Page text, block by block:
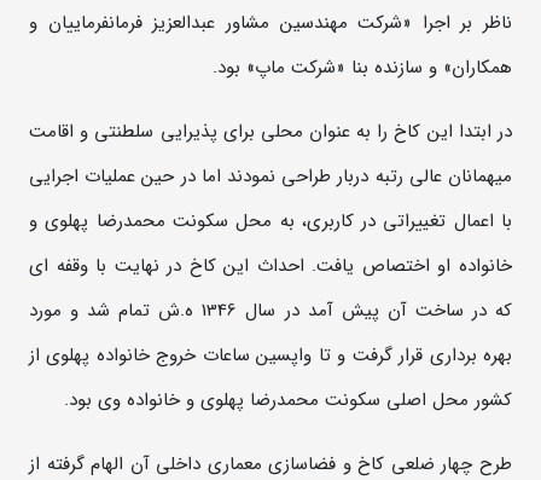
ناظر بر اجرا «شرکت مهندسین مشاور عبدالعزیز فرمانفرماییان و
همکاران» و سازنده بنا «شرکت ماپ» بود.
در ابتدا این کاخ را به عنوان محلی برای پذیرایی سلطنتی و اقامت
میهمانان عالی رتبه دربار طراحی نمودند اما در حین عملیات اجرایی
با اعمال تغییراتی در کاربری، به محل سکونت محمدرضا پهلوی و
خانواده او اختصاص یافت. احداث این کاخ در نهایت با وقفه ­ای
که در ساخت آن پیش آمد در سال 1346 ه.­ش تمام شد و مورد
بهره برداری قرار گرفت و تا واپسین ساعات خروج خانواده پهلوی از
کشور محل اصلی سکونت محمدرضا پهلوی و خانواده وی بود.
طرح چهار ضلعی کاخ و فضاسازی معماري داخلي آن الهام گرفته از